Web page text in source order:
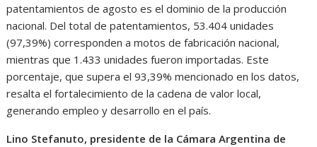
patentamientos de agosto es el dominio de la producción
nacional. Del total de patentamientos, 53.404 unidades
(97,39%) corresponden a motos de fabricación nacional,
mientras que 1.433 unidades fueron importadas. Este
porcentaje, que supera el 93,39% mencionado en los datos,
resalta el fortalecimiento de la cadena de valor local,
generando empleo y desarrollo en el país.
Lino Stefanuto, presidente de la Cámara Argentina de